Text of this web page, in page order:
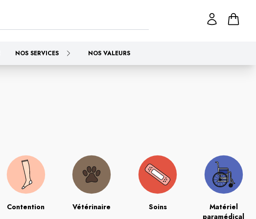
NOS SERVICES NOS VALEURS
Contention Vétérinaire Soins
Matériel
paramédical